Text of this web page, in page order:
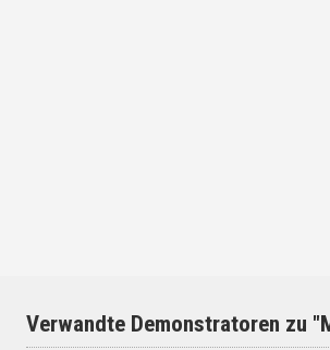
Verwandte Demonstratoren zu